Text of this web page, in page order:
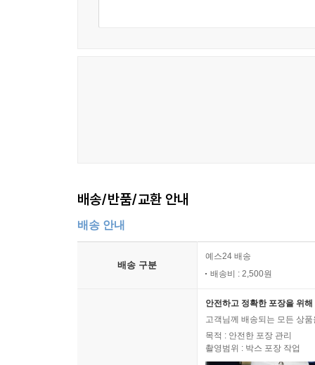
배송/반품/교환 안내
배송 안내
배송 구분
예스24 배송
배송비 : 2,500원
안전하고 정확한 포장을 위
고객님께 배송되는 모든 상
목적 : 안전한 포장 관리
촬영범위 : 박스 포장 작업